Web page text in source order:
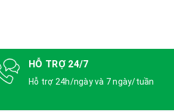
HỖ TRỢ 24/7
Hỗ trợ 24h/ngày và 7 ngày/tuần